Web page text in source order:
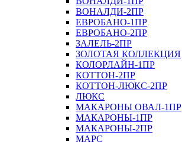
ВОНАЛДИ-2ПР
ЕВРОБАНО-1ПР
ЕВРОБАНО-2ПР
ЗАЛЕЛЬ-2ПР
ЗОЛОТАЯ КОЛЛЕКЦИЯ
КОЛОРЛАЙН-1ПР
КОТТОН-2ПР
КОТТОН-ЛЮКС-2ПР
ЛЮКС
МАКАРОНЫ ОВАЛ-1ПР
МАКАРОНЫ-1ПР
МАКАРОНЫ-2ПР
МАРС